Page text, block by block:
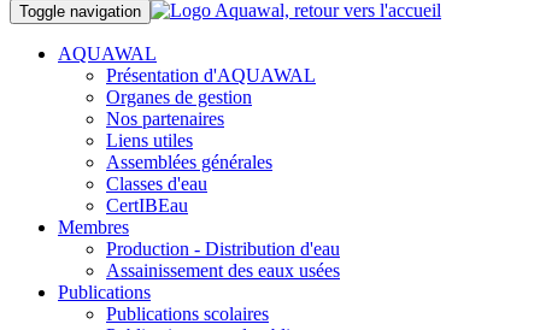
Toggle navigation
AQUAWAL
Présentation d'AQUAWAL
Organes de gestion
Nos partenaires
Liens utiles
Assemblées générales
Classes d'eau
CertIBEau
Membres
Production - Distribution d'eau
Assainissement des eaux usées
Publications
Publications scolaires